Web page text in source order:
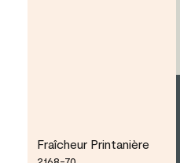
Fraîcheur Printanière